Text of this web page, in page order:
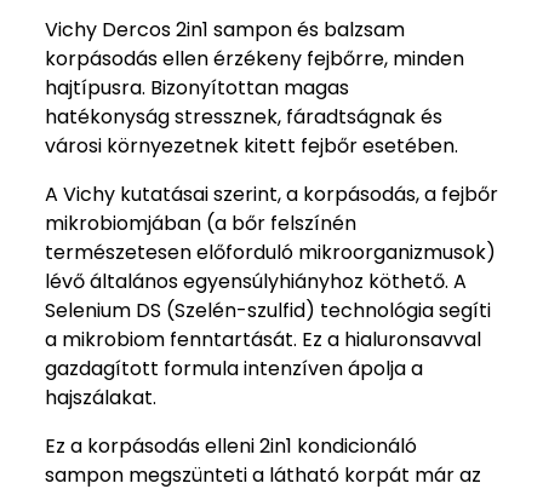
Vichy Dercos 2in1 sampon és balzsam
korpásodás ellen érzékeny fejbőrre, minden
hajtípusra. Bizonyítottan magas
hatékonyság stressznek, fáradtságnak és
városi környezetnek kitett fejbőr esetében.
A Vichy kutatásai szerint, a korpásodás, a fejbőr
mikrobiomjában (a bőr felszínén
természetesen előforduló mikroorganizmusok)
lévő általános egyensúlyhiányhoz köthető. A
Selenium DS (Szelén-szulfid) technológia segíti
a mikrobiom fenntartását. Ez a hialuronsavval
gazdagított formula intenzíven ápolja a
hajszálakat.
Ez a korpásodás elleni 2in1 kondicionáló
sampon megszünteti a látható korpát már az